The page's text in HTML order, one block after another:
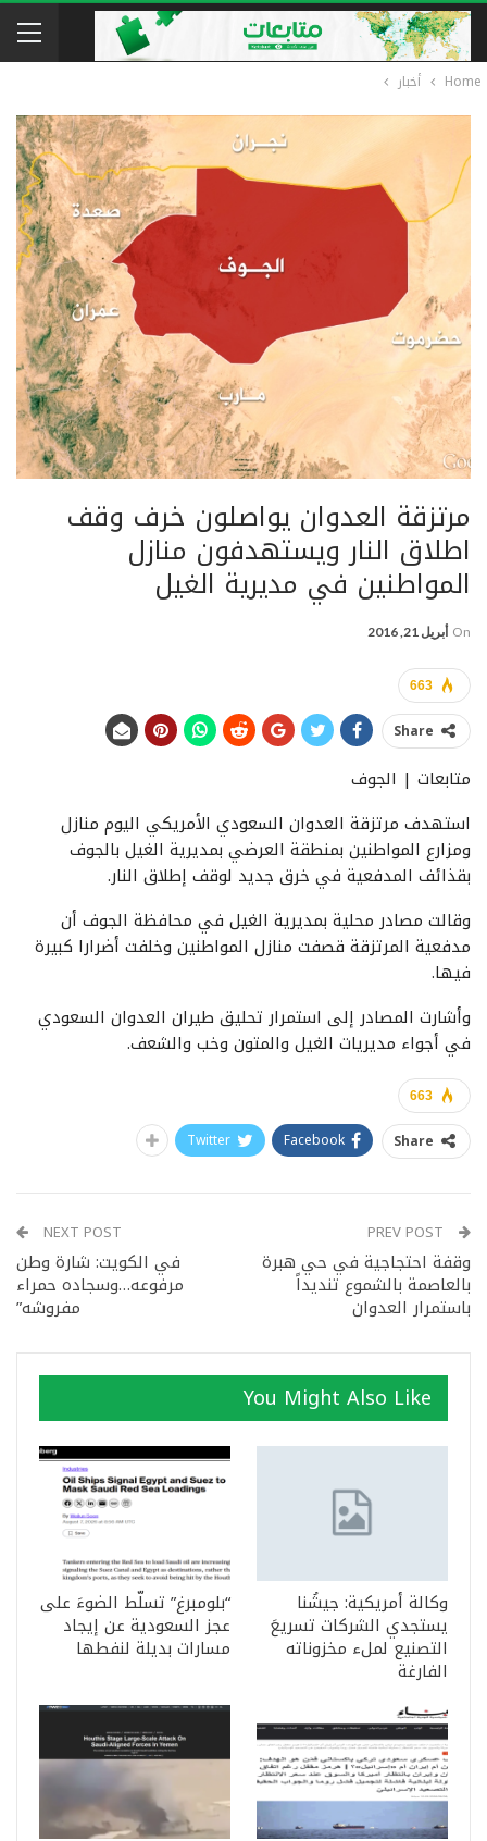
Home أخبار
مرتزقة العدوان يواصلون خرف وقف
اطلاق النار ويستهدفون منازل
المواطنين في مديرية الغيل
On أبريل 21, 2016
663
Share
متابعات | الجوف
استهدف مرتزقة العدوان السعودي الأمريكي اليوم منازل
ومزارع المواطنين بمنطقة العرضي بمديرية الغيل بالجوف
بقذائف المدفعية في خرق جديد لوقف إطلاق النار.
وقالت مصادر محلية بمديرية الغيل في محافظة الجوف أن
مدفعية المرتزقة قصفت منازل المواطنين وخلفت أضرارا كبيرة
فيها.
وأشارت المصادر إلى استمرار تحليق طيران العدوان السعودي
في أجواء مديريات الغيل والمتون وخب والشعف.
663
Share
Facebook
Twitter
وقفة احتجاجية في حي هبرة
بالعاصمة بالشموع تنديداً
باستمرار العدوان
NEXT POST
في ‫‏الكويت‬: شارة وطن
مرفوعه…وسجاده حمراء
مفروشه”
You Might Also Like
وكالة أمريكية: جيشُنا
يستجدي الشركات تسريعَ
التصنيع لملء مخزوناته
الفارغة
“بلومبرغ” تسلّط الضوءَ على
عجز السعودية عن إيجاد
مسارات بديلة لنفطها